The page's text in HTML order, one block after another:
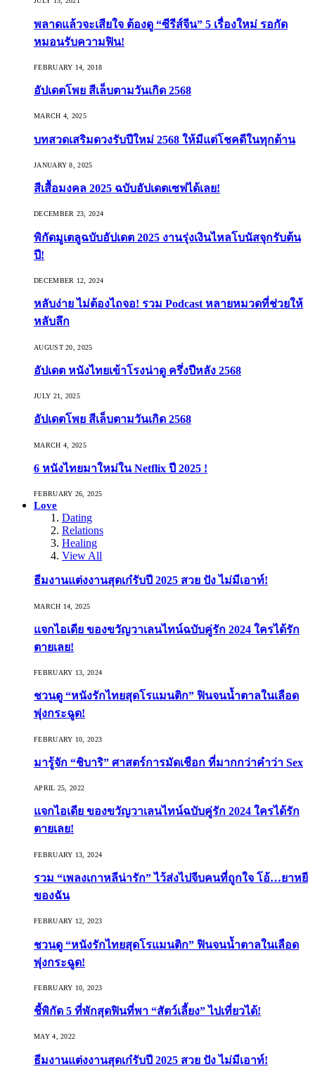
พลาดแล้วจะเสียใจ ต้องดู “ซีรีส์จีน” 5 เรื่องใหม่ รอกัด
หมอนรับความฟิน!
FEBRUARY 14, 2018
อัปเดตโพย สีเล็บตามวันเกิด 2568
MARCH 4, 2025
บทสวดเสริมดวงรับปีใหม่ 2568 ให้มีแต่โชคดีในทุกด้าน
JANUARY 8, 2025
สีเสื้อมงคล 2025 ฉบับอัปเดตเซฟได้เลย!
DECEMBER 23, 2024
พิกัดมูเตลูฉบับอัปเดต 2025 งานรุ่งเงินไหลโบนัสจุกรับต้น
ปี!
DECEMBER 12, 2024
หลับง่าย ไม่ต้องไถจอ! รวม Podcast หลายหมวดที่ช่วยให้
หลับลึก
AUGUST 20, 2025
อัปเดต หนังไทยเข้าโรงน่าดู ครึ่งปีหลัง 2568
JULY 21, 2025
อัปเดตโพย สีเล็บตามวันเกิด 2568
MARCH 4, 2025
6 หนังไทยมาใหม่ใน Netflix ปี 2025 !
FEBRUARY 26, 2025
Love
Dating
Relations
Healing
View All
ธีมงานแต่งงานสุดเก๋รับปี 2025 สวย ปัง ไม่มีเอาท์!
MARCH 14, 2025
แจกไอเดีย ของขวัญวาเลนไทน์ฉบับคู่รัก 2024 ใครได้รัก
ตายเลย!
FEBRUARY 13, 2024
ชวนดู “หนังรักไทยสุดโรแมนติก” ฟินจนน้ำตาลในเลือด
พุ่งกระฉูด!
FEBRUARY 10, 2023
มารู้จัก “ชิบาริ” ศาสตร์การมัดเชือก ที่มากกว่าคำว่า Sex
APRIL 25, 2022
แจกไอเดีย ของขวัญวาเลนไทน์ฉบับคู่รัก 2024 ใครได้รัก
ตายเลย!
FEBRUARY 13, 2024
รวม “เพลงเกาหลีน่ารัก” ไว้ส่งไปจีบคนที่ถูกใจ โอ้…ยาหยี
ของฉัน
FEBRUARY 12, 2023
ชวนดู “หนังรักไทยสุดโรแมนติก” ฟินจนน้ำตาลในเลือด
พุ่งกระฉูด!
FEBRUARY 10, 2023
ชี้พิกัด 5 ที่พักสุดฟินที่พา “สัตว์เลี้ยง” ไปเที่ยวได้!
MAY 4, 2022
ธีมงานแต่งงานสุดเก๋รับปี 2025 สวย ปัง ไม่มีเอาท์!